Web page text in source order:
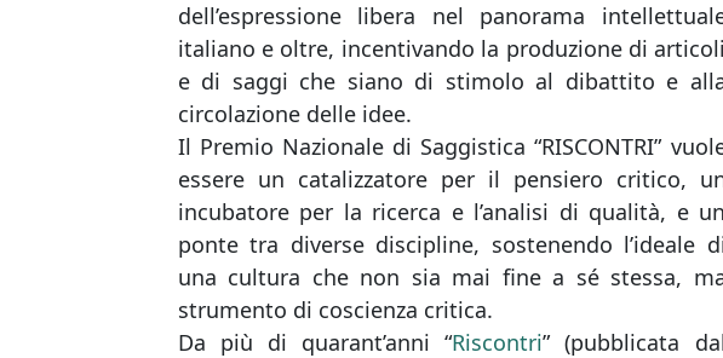
dell’espressione libera nel panorama
italiano e oltre, incentivando la produzione di articoli
e di saggi che siano di stimolo al dibattito e
circolazione delle idee.
Il Premio Nazionale di Saggistica “RISCONTRI”
essere un catalizzatore per il pensiero critico,
incubatore per la ricerca e l’analisi di qualità, e un
ponte tra diverse discipline, sostenendo l’ideale
una cultura che non sia mai fine a sé stessa,
strumento di coscienza critica.
Da più di quarant’anni “Riscontri” (pubblicata